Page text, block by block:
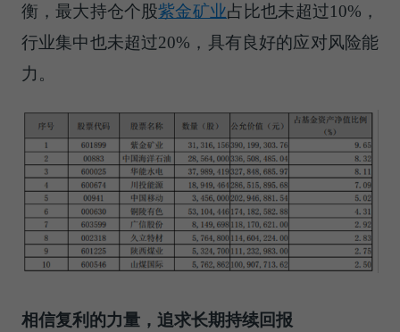
衡，最大持仓个股紫金矿业占比也未超过10%，
行业集中也未超过20%，具有良好的应对风险能
力。
相信复利的力量，追求长期持续回报